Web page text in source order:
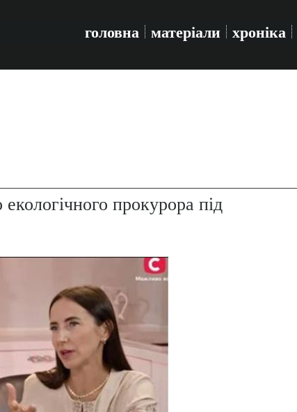
головна матеріали хроніка
прокурора під